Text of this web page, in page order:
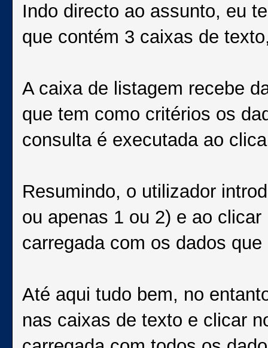
Indo directo ao assunto, eu
que contém 3 caixas de
A caixa de listagem recebe
que tem como critérios os
consulta é executada ao
Resumindo, o utilizador
ou apenas 1 ou 2) e ao
carregada com os dados
Até aqui tudo bem, no
nas caixas de texto e clicar